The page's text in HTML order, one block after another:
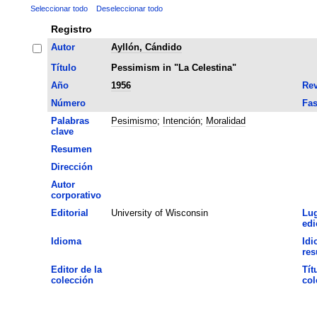
Seleccionar todo Deseleccionar todo
Registro
Autor
Ayllón, Cándido
Título
Pessimism in "La Celestina"
Año
1956
Número
Palabras
clave
Pesimismo; Intención; Moralidad
Resumen
Dirección
Autor
corporativo
Editorial
University of Wisconsin
Idioma
Editor de la
colección